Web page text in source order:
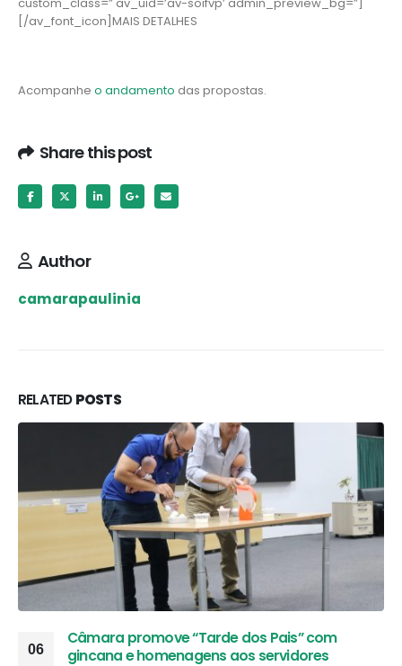
[/av_font_icon]MAIS DETALHES
Acompanhe o andamento das propostas.
Share this post
Author
camarapaulinia
RELATEDPOSTS
06
Câmara promove “Tarde dos Pais” com
gincana e homenagens aos servidores